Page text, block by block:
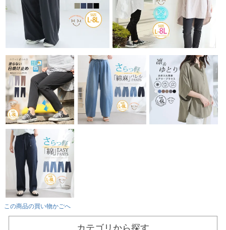
この商品の買い物かごへ
カテゴリから探す